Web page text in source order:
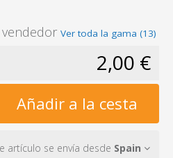
Ver toda la gama (13)
2,00 €
Añadir a la cesta
artículo se envía desde Spain